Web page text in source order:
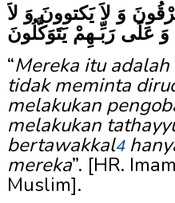
وَ لاَ يَكتوونَ وَ لاَ
عَلَى رَبِّـهِمْ يَتَوَكَّلُونَ
“Mereka itu
tidakmeminta
melakukan
melakukan
bertawakkal4
mereka”. [HR.
Muslim].